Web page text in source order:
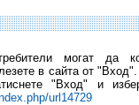
могат да
в сайта от
"Вход" и
url14729